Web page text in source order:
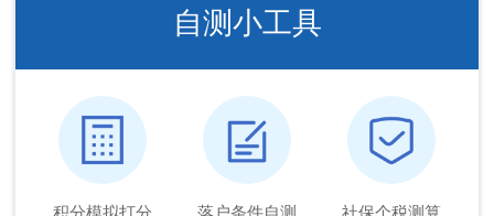
自测小工具
积分模拟打分 落户条件自测 社保个税测算